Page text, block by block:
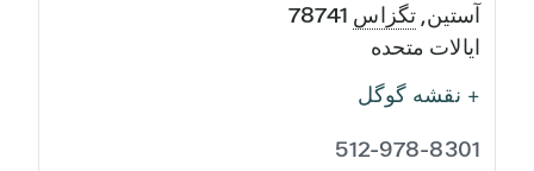
آستین, تگزاس 78741
ایالات متحده
+ نقشه گوگل
512-978-8301